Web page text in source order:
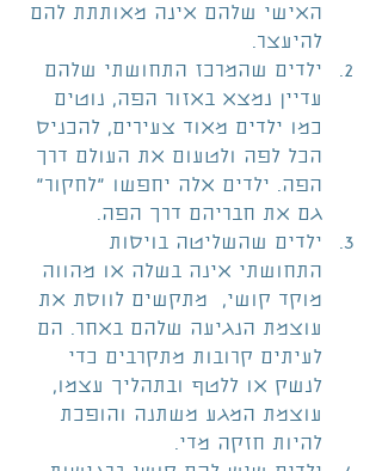
האישי שלהם אינה מאותתת להם
להיעצר.
ילדים שהמרכז התחושתי שלהם
עדיין נמצא באזור הפה, נוטים
כמו ילדים מאוד צעירים, להכניס
הכל לפה ולטעום את העולם דרך
הפה. ילדים אלה יחפשו "לחקור"
גם את חבריהם דרך הפה.
ילדים שהשליטה בויסות
התחושתי אינה בשלה או מהווה
מוקד קושי,  מתקשים לווסת את
עוצמת הנגיעה שלהם באחר. הם
לעיתים קרובות מתקרבים כדי
לנשק או ללטף ובתהליך עצמו,
עוצמת המגע משתנה והופכת
להיות חזקה מדי.